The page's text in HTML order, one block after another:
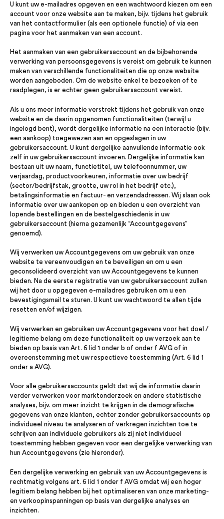
U kunt uw e-mailadres opgeven en een wachtwoord kiezen om een
account voor onze website aan te maken, bijv. tijdens het gebruik
van het contactformulier (als een optionele functie) of via een
pagina voor het aanmaken van een account.
Het aanmaken van een gebruikersaccount en de bijbehorende
verwerking van persoonsgegevens is vereist om gebruik te kunnen
maken van verschillende functionaliteiten die op onze website
worden aangeboden. Om de website enkel te bezoeken of te
raadplegen, is er echter geen gebruikersaccount vereist.
Als u ons meer informatie verstrekt tijdens het gebruik van onze
website en de daarin opgenomen functionaliteiten (terwijl u
ingelogd bent), wordt dergelijke informatie na een interactie (bijv.
een aankoop) toegewezen aan en opgeslagen in uw
gebruikersaccount. U kunt dergelijke aanvullende informatie ook
zelf in uw gebruikersaccount invoeren. Dergelijke informatie kan
bestaan uit uw naam, functietitel, uw telefoonnummer, uw
verjaardag, productvoorkeuren, informatie over uw bedrijf
(sector/bedrijfstak, grootte, uw rol in het bedrijf etc.),
betalingsinformatie en factuur- en verzendadressen. Wij slaan ook
informatie over uw aankopen op en bieden u een overzicht van
lopende bestellingen en de bestelgeschiedenis in uw
gebruikersaccount (hierna gezamenlijk “Accountgegevens”
genoemd).
Wij verwerken uw Accountgegevens om uw gebruik van onze
website te vereenvoudigen en te beveiligen en om u een
geconsolideerd overzicht van uw Accountgegevens te kunnen
bieden. Na de eerste registratie van uw gebruikersaccount zullen
wij het door u opgegeven e-mailadres gebruiken om u een
bevestigingsmail te sturen. U kunt uw wachtwoord te allen tijde
resetten en/of wijzigen.
Wij verwerken en gebruiken uw Accountgegevens voor het doel /
legitieme belang om deze functionaliteit op uw verzoek aan te
bieden op basis van Art. 6 lid 1 onder b of onder f AVG of in
overeenstemming met uw respectieve toestemming (Art. 6 lid 1
onder a AVG).
Voor alle gebruikersaccounts geldt dat wij de informatie daarin
verder verwerken voor marktonderzoek en andere statistische
analyses, bijv. om meer inzicht te krijgen in de demografische
gegevens van onze klanten, echter zonder gebruikersaccounts op
individueel niveau te analyseren of verkregen inzichten toe te
schrijven aan individuele gebruikers als zij niet individueel
toestemming hebben gegeven voor een dergelijke verwerking van
hun Accountgegevens (zie hieronder).
Een dergelijke verwerking en gebruik van uw Accountgegevens is
rechtmatig volgens art. 6 lid 1 onder f AVG omdat wij een hoger
legitiem belang hebben bij het optimaliseren van onze marketing-
en verkoopinspanningen op basis van dergelijke analyses en
inzichten.